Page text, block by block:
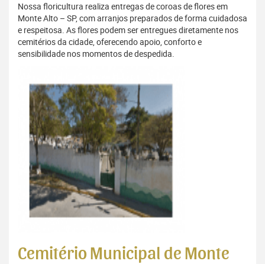
Nossa floricultura realiza entregas de coroas de flores em
Monte Alto – SP, com arranjos preparados de forma cuidadosa
e respeitosa. As flores podem ser entregues diretamente nos
cemitérios da cidade, oferecendo apoio, conforto e
sensibilidade nos momentos de despedida.
Cemitério Municipal de Monte